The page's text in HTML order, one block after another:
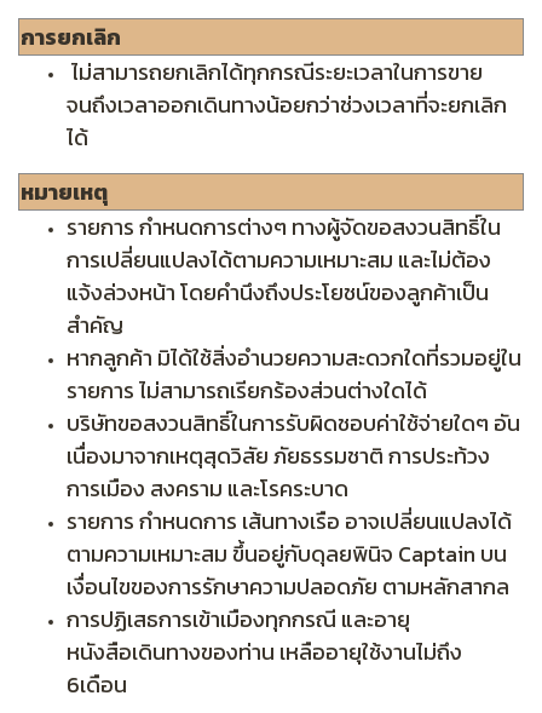
การยกเลิก
ไม่สามารถยกเลิกได้ทุกกรณีระยะเวลาในการขาย
จนถึงเวลาออกเดินทางน้อยกว่าช่วงเวลาที่จะยกเลิก
ได้
หมายเหตุ
รายการ กำหนดการต่างๆ ทางผู้จัดขอสงวนสิทธิ์ใน
การเปลี่ยนแปลงได้ตามความเหมาะสม และไม่ต้อง
แจ้งล่วงหน้า โดยคำนึงถึงประโยชน์ของลูกค้าเป็น
สำคัญ
หากลูกค้า มิได้ใช้สิ่งอำนวยความสะดวกใดที่รวมอยู่ใน
รายการ ไม่สามารถเรียกร้องส่วนต่างใดได้
บริษัทขอสงวนสิทธิ์ในการรับผิดชอบค่าใช้จ่ายใดๆ อัน
เนื่องมาจากเหตุสุดวิสัย ภัยธรรมชาติ การประท้วง
การเมือง สงคราม และโรคระบาด
รายการ กำหนดการ เส้นทางเรือ อาจเปลี่ยนแปลงได้
ตามความเหมาะสม ขึ้นอยู่กับดุลยพินิจ Captain บน
เงื่อนไขของการรักษาความปลอดภัย ตามหลักสากล
การปฏิเสธการเข้าเมืองทุกกรณี และอายุ
หนังสือเดินทางของท่าน เหลืออายุใช้งานไม่ถึง
6เดือน